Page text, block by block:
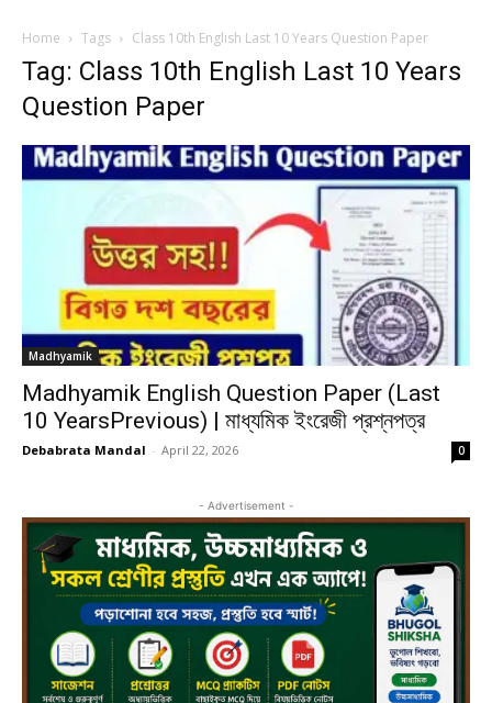
Home Tags Class 10th English Last 10 Years Question Paper
Tag: Class 10th English Last 10 Years
Question Paper
Madhyamik
Madhyamik English Question Paper (Last
10 YearsPrevious) | মাধ্যমিক ইংরেজী প্রশ্নপত্র
Debabrata Mandal - April 22, 2026 0
- Advertisement -